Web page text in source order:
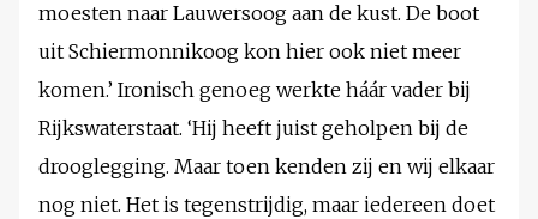
moesten naar Lauwersoog aan de kust. De boot
uit Schiermonnikoog kon hier ook niet meer
komen.’ Ironisch genoeg werkte háár vader bij
Rijkswaterstaat. ‘Hij heeft juist geholpen bij de
drooglegging. Maar toen kenden zij en wij elkaar
nog niet. Het is tegenstrijdig, maar iedereen doet